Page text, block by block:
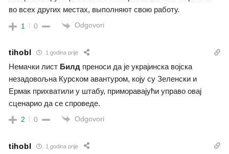
во всех других местах, выполняют свою работу.
1 0 Odgovori
tihobl 1 godina prije
Немачки лист Билд преноси да је украјинска војска
незадовољна Курском авантуром, коју су Зеленски и
Ермак прихватили у штабу, приморавајући управо овај
сценарио да се спроведе.
2 0 Odgovori
tihobl 1 godina prije